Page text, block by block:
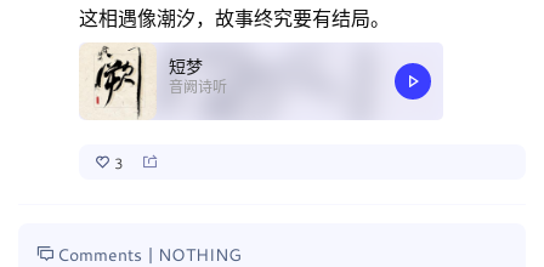
这相遇像潮汐，故事终究要有结局。
短梦
音阙诗听
3
Comments | NOTHING